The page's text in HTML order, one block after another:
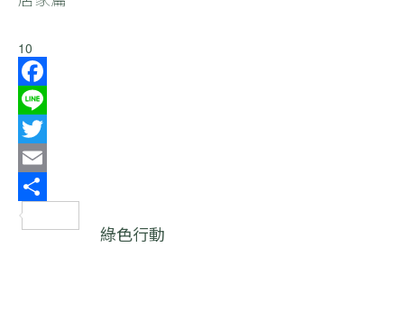
10
Facebook
Line
Twitter
Email
綠色行動